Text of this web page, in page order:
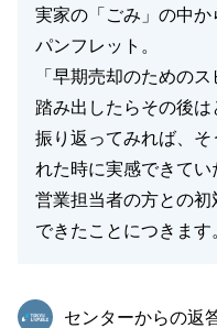
実家の「ごみ」の中
パンフレット。
「早期売却のための
踏み出したらその後は
振り返ってみれば、
れた時に実感できてい
営業担当者の方との
できたことにつきます
東急リバブル
センターからの返